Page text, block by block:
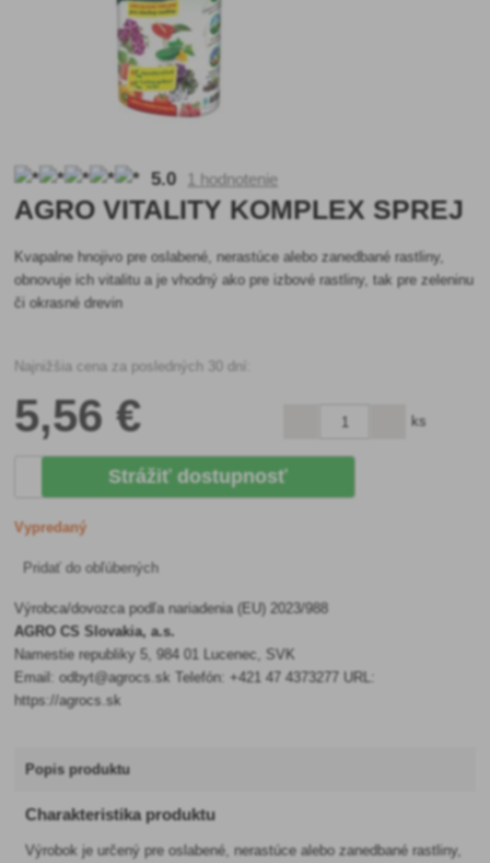
5.0 1 hodnotenie
AGRO VITALITY KOMPLEX SPREJ
Kvapalne hnojivo pre oslabené, nerastúce alebo zanedbané rastliny,
obnovuje ich vitalitu a je vhodný ako pre izbové rastliny, tak pre zeleninu
či okrasné drevin
Najnižšia cena za posledných 30 dní:
5,56 € ks
Strážiť dostupnosť
Vypredaný
Pridať do obľúbených
Výrobca/dovozca podľa nariadenia (EU) 2023/988
AGRO CS Slovakia, a.s.
Namestie republiky 5, 984 01 Lucenec, SVK
Email: odbyt@agrocs.sk Telefón: +421 47 4373277 URL:
https://agrocs.sk
Popis produktu
Charakteristika produktu
Výrobok je určený pre oslabené, nerastúce alebo zanedbané rastliny,